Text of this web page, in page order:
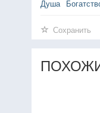
Душа
Сохранить